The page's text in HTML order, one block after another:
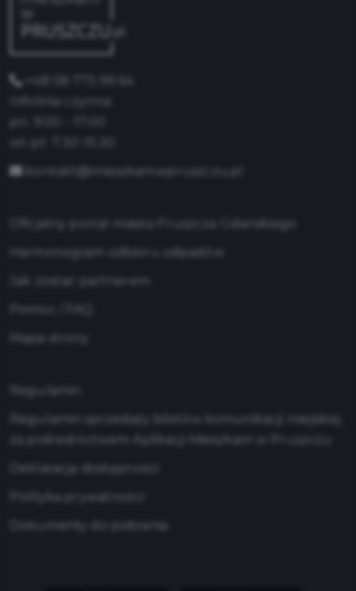
+48 58 775 99 64
Infolinia czynna:
kontakt@mieszkamwpruszczu.pl
Oficjalny portal miasta Pruszcza Gdańskiego
Harmonogram odbioru odpadów
Jak zostać partnerem
Mapa strony
Regulamin
Regulamin sprzedaży biletów komunikacji miejskiej
za pośrednictwem Aplikacji Mieszkam w Pruszczu
Deklaracja dostępności
Polityka prywatności
Dokumenty do pobrania